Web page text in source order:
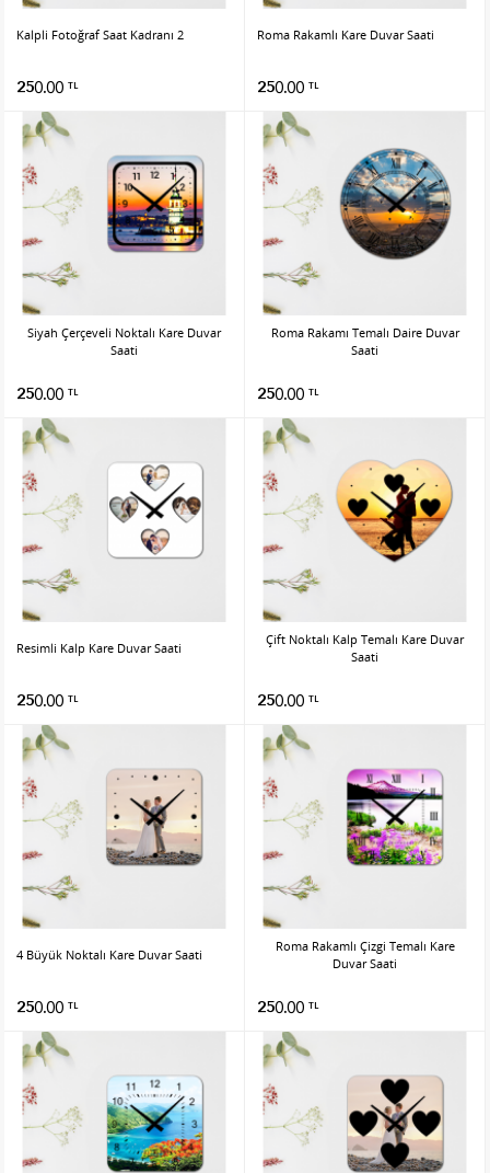
Kalpli Fotoğraf Saat Kadranı 2
250.00 TL
Roma Rakamlı Kare Duvar Saati
250.00 TL
Siyah Çerçeveli Noktalı Kare Duvar
Saati
250.00 TL
Roma Rakamı Temalı Daire Duvar
Saati
250.00 TL
Resimli Kalp Kare Duvar Saati
250.00 TL
Çift Noktalı Kalp Temalı Kare Duvar
Saati
250.00 TL
4 Büyük Noktalı Kare Duvar Saati
250.00 TL
Roma Rakamlı Çizgi Temalı Kare
Duvar Saati
250.00 TL